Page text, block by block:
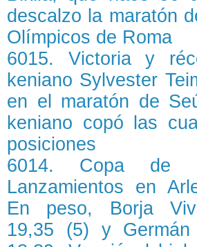
descalzo la maratón
Olímpicos de Roma
6015. Victoria y
keniano Sylvester
en el maratón de
keniano copó las
posiciones
6014. Copa de
Lanzamientos en
En peso, Borja
19,35 (5) y